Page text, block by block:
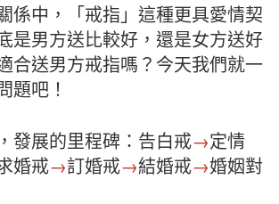
係中，「戒指」這種更具愛情契
是男方送比較好，還是女方送好
合送男方戒指嗎？今天我們就一
題吧！
發展的里程碑：告白戒→定情
婚戒→訂婚戒→結婚戒→婚姻對